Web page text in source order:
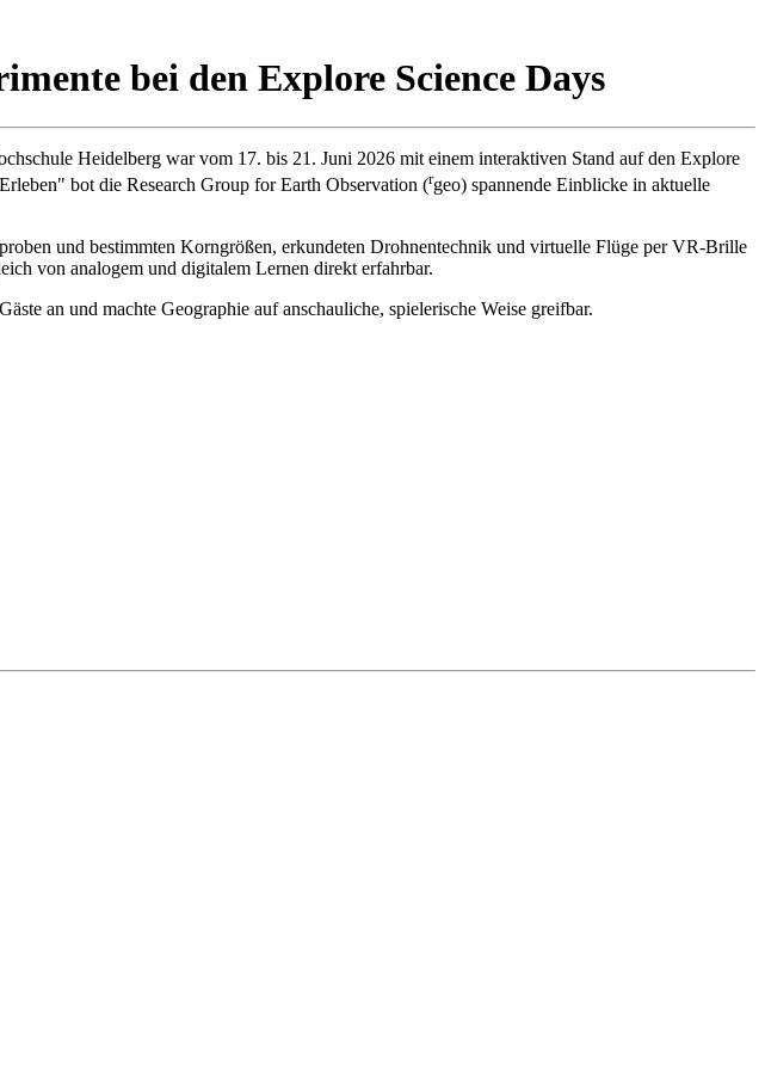
bei den Explore Science Days
Heidelberg war vom 17. bis 21. Juni 2026 mit einem interaktiven Stand auf den Explore
bot die Research Group for Earth Observation (rgeo) spannende Einblicke in aktuelle
und bestimmten Korngrößen, erkundeten Drohnentechnik und virtuelle Flüge per VR-Brille
von analogem und digitalem Lernen direkt erfahrbar.
an und machte Geographie auf anschauliche, spielerische Weise greifbar.